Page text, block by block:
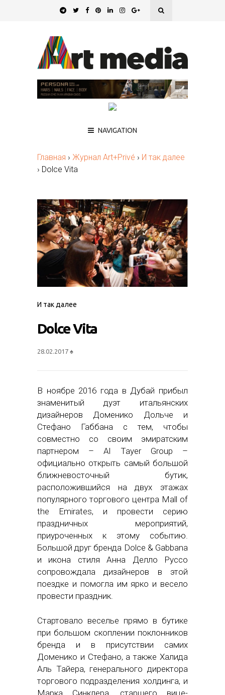
NAVIGATION
Главная › Журнал Art+Privé › И так далее
› Dolce Vita
И так далее
Dolce Vita
28.02.2017 ♠
В ноябре 2016 года в Дубай прибыл
знаменитый дуэт итальянских
дизайнеров Доменико Дольче и
Стефано Габбана с тем, чтобы
совместно со своим эмиратским
партнером – Al Tayer Group –
официально открыть самый большой
ближневосточный бутик,
расположившийся на двух этажах
популярного торгового центра Mall of
the Emirates, и провести серию
праздничных мероприятий,
приуроченных к этому событию.
Большой друг бренда Dolce & Gabbana
и икона стиля Анна Делло Руссо
сопровождала дизайнеров в этой
поездке и помогла им ярко и весело
провести праздник.
Стартовало веселье прямо в бутике
при большом скоплении поклонников
бренда и в присутствии самих
Доменико и Стефано, а также Халида
Аль Тайера, генерального директора
торгового подразделения холдинга, и
Марка Синклера, старшего вице-